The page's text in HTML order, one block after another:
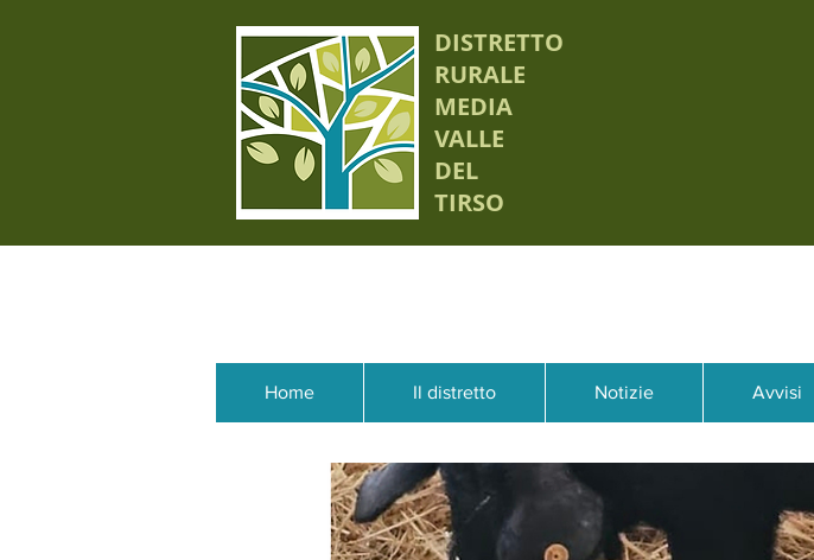
DISTRETTO
RURALE
MEDIA
VALLE
DEL
TIRSO
Home Il distretto Notizie Avvisi